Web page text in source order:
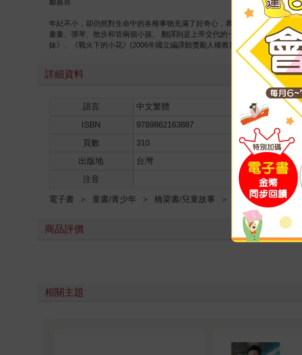
鄒嘉容
年紀不小，卻仍然對生命中的各種事物充滿了好奇心，希望自己一輩子都可
畫畫、彈琴、散步和管兩個小孩。 翻譯則是上帝交代的一項使命。 代表譯
妹》、《戰火下的小花》(2006年國立編譯館獎勵人權教育出版品翻譯獎)及
詳細資料
語言 中文繁體
ISBN
9789862163887
頁數
310
出版地
台灣
注音
電子書 ＞ 童書/青少年 ＞ 橋梁書/兒童故事 ＞ 現代世界文學
商品評價
相關主題